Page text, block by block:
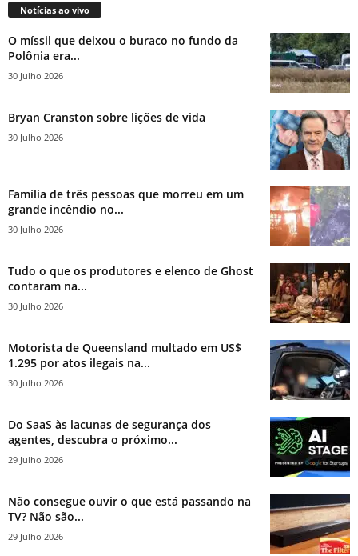
Notícias ao vivo
O míssil que deixou o buraco no fundo da
Polônia era...
30 Julho 2026
Bryan Cranston sobre lições de vida
30 Julho 2026
Família de três pessoas que morreu em um
grande incêndio no...
30 Julho 2026
Tudo o que os produtores e elenco de Ghost
contaram na...
30 Julho 2026
Motorista de Queensland multado em US$
1.295 por atos ilegais na...
30 Julho 2026
Do SaaS às lacunas de segurança dos
agentes, descubra o próximo...
29 Julho 2026
Não consegue ouvir o que está passando na
TV? Não são...
29 Julho 2026